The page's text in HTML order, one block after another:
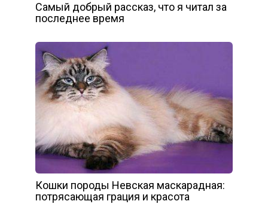
Самый добрый рассказ, что я читал за
последнее время
Кошки породы Невская маскарадная:
потрясающая грация и красота